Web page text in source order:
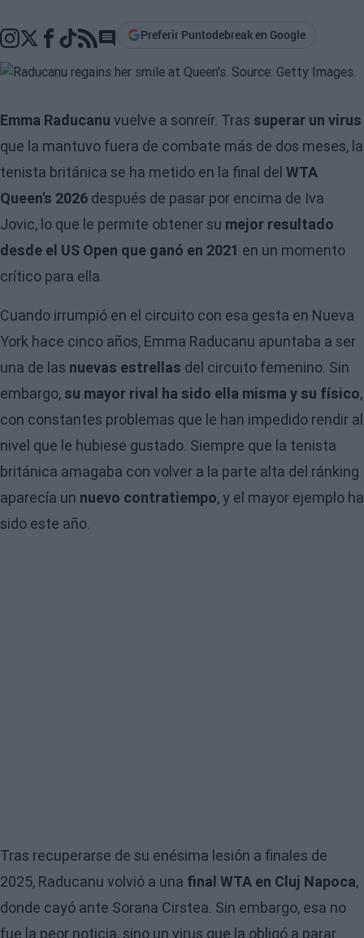
Go to comments section
Preferir Puntodebreak en Google
Emma Raducanu vuelve a sonreír. Tras superar un virus
que la mantuvo fuera de combate más de dos meses, la
tenista británica se ha metido en la final del WTA
Queen's 2026 después de pasar por encima de Iva
Jovic, lo que le permite obtener su mejor resultado
desde el US Open que ganó en 2021 en un momento
crítico para ella.
Cuando irrumpió en el circuito con esa gesta en Nueva
York hace cinco años, Emma Raducanu apuntaba a ser
una de las nuevas estrellas del circuito femenino. Sin
embargo, su mayor rival ha sido ella misma y su físico,
con constantes problemas que le han impedido rendir al
nivel que le hubiese gustado. Siempre que la tenista
británica amagaba con volver a la parte alta del ránking
aparecía un nuevo contratiempo, y el mayor ejemplo ha
sido este año.
Tras recuperarse de su enésima lesión a finales de
2025, Raducanu volvió a una final WTA en Cluj Napoca,
donde cayó ante Sorana Cirstea. Sin embargo, esa no
fue la peor noticia, sino un virus que la obligó a parar